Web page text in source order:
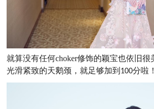
就算没有任何choker修饰的颖宝也依旧很
光滑紧致的天鹅颈，就足够加到 100分啦！